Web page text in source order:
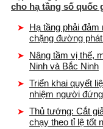
cho hạ tầng số quốc
Hạ tầng phải
chặng đường
Nâng tầm vị thế,
Ninh và Bắc Ninh
Triển khai quyết
nhiệm người
Thủ tướng: Cắt
chạy theo tỉ lệ tốt